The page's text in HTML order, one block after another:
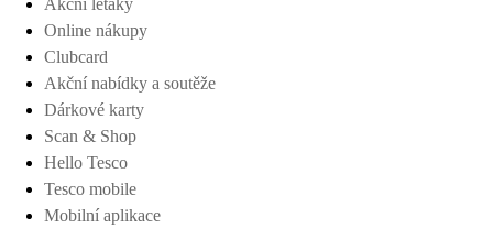
Online nákupy
Clubcard
Akční nabídky a soutěže
Dárkové karty
Scan & Shop
Hello Tesco
Tesco mobile
Mobilní aplikace